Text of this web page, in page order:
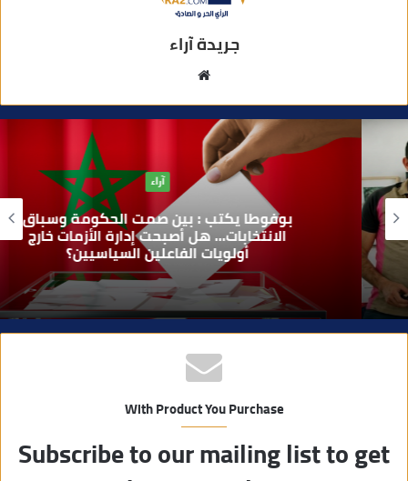
جريدة آراء
ق
ل
ي
ب
آراء
بوفوطا يكتب : بين صمت الحكومة وسباق
الانتخابات… هل أصبحت إدارة الأزمات خارج
أولويات الفاعلين السياسيين؟
With Product You Purchase
Subscribe to our mailing list to get